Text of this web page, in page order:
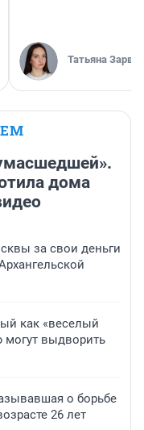
Татьяна Зарва
дома
за свои деньги
как «веселый
могут выдворить
о борьбе
26 лет